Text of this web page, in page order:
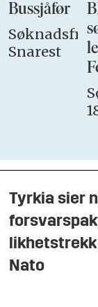
Bussjåfør
Snarest
Tyrkia sier
Nato